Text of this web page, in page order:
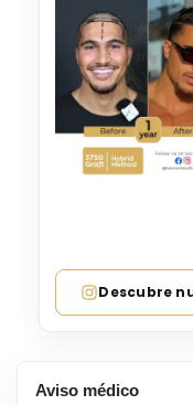
Descubre
Aviso médico